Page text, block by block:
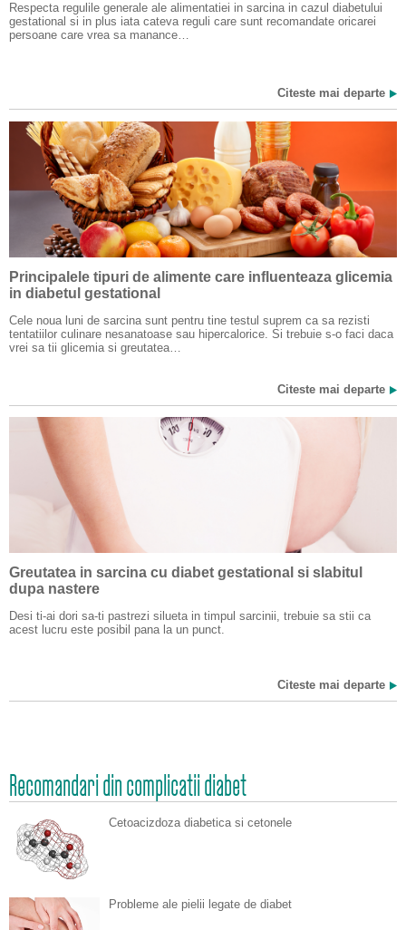
Respecta regulile generale ale alimentatiei in sarcina in cazul diabetului
gestational si in plus iata cateva reguli care sunt recomandate oricarei
persoane care vrea sa manance…
Citeste mai departe
Principalele tipuri de alimente care influenteaza glicemia
in diabetul gestational
Cele noua luni de sarcina sunt pentru tine testul suprem ca sa rezisti
tentatiilor culinare nesanatoase sau hipercalorice. Si trebuie s-o faci daca
vrei sa tii glicemia si greutatea…
Citeste mai departe
Greutatea in sarcina cu diabet gestational si slabitul
dupa nastere
Desi ti-ai dori sa-ti pastrezi silueta in timpul sarcinii, trebuie sa stii ca
acest lucru este posibil pana la un punct.
Citeste mai departe
Recomandari din complicatii diabet
Cetoacizdoza diabetica si cetonele
Probleme ale pielii legate de diabet